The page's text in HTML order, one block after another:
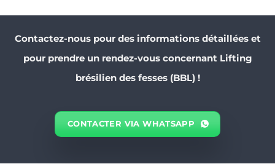
Contactez-nous pour des informations détaillées et
pour prendre un rendez-vous concernant Lifting
brésilien des fesses (BBL) !
CONTACTER VIA WHATSAPP